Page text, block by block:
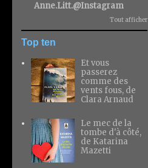
Anne.Litt.@Instagram
Tout afficher
Top ten
Et vous
passerez
comme des
vents fous, de
Clara Arnaud
Le mec de la
tombe d'à côté,
de Katarina
Mazetti